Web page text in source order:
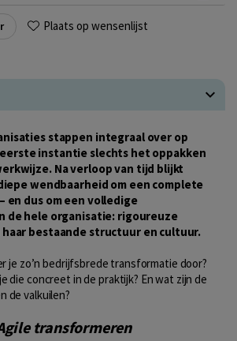
Plaats op wensenlijst
stappen integraal over op
eerste instantie slechts het oppakken
Na verloop van tijd blijkt
wendbaarheid om een complete
en dus om een volledige
de hele organisatie: rigoureuze
bestaande structuur en cultuur.
je zo’n bedrijfsbrede transformatie door?
die concreet in de praktijk? En wat zijn de
de valkuilen?
transformeren